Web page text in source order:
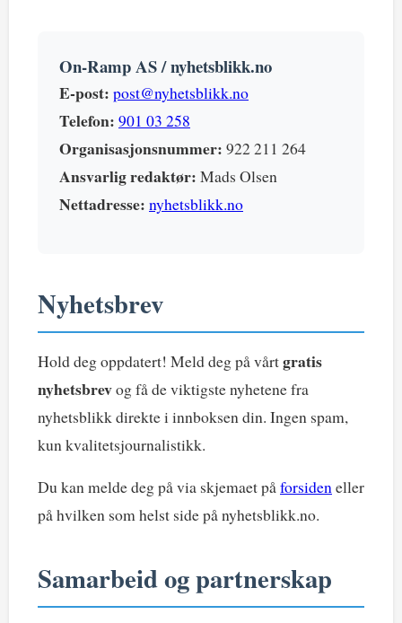
On-Ramp AS / nyhetsblikk.no
E-post: post@nyhetsblikk.no
Telefon: 901 03 258
Organisasjonsnummer: 922 211 264
Ansvarlig redaktør: Mads Olsen
Nettadresse: nyhetsblikk.no
Nyhetsbrev
Hold deg oppdatert! Meld deg på vårtgratis
nyhetsbrevog få de viktigste nyhetene fra
nyhetsblikk direkte i innboksen din. Ingen spam,
kun kvalitetsjournalistikk.
Du kan melde deg på via skjemaet påforsiden eller
på hvilken som helst side på nyhetsblikk.no.
Samarbeid og partnerskap